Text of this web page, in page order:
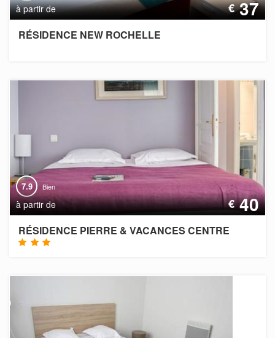
à partir de €37
RÉSIDENCE NEW ROCHELLE
7.9 Bien
à partir de €40
RÉSIDENCE PIERRE & VACANCES CENTRE